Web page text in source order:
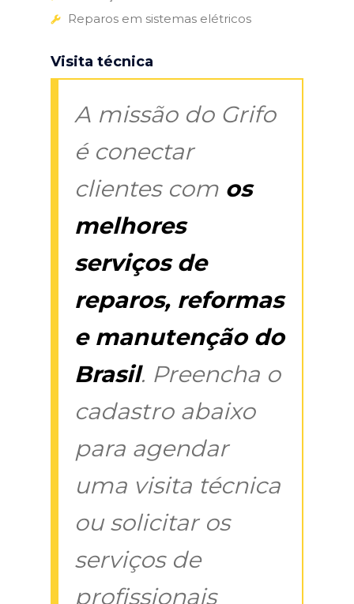
Reparos em sistemas elétricos
Visita técnica
A missão do Grifo
é conectar
clientes com os
melhores
serviços de
reparos, reformas
e manutenção do
Brasil. Preencha o
cadastro abaixo
para agendar
uma visita técnica
ou solicitar os
serviços de
profissionais